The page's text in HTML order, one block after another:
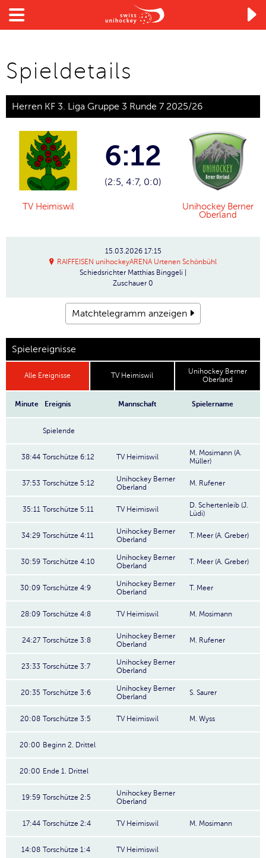

Spieldetails
Herren KF 3. Liga Gruppe 3 Runde 7 2025/26
TV Heimiswil
6:12
(2:5, 4:7, 0:0)
Unihockey Berner
Oberland
15.03.2026 17:15
RAIFFEISEN unihockeyARENA Urtenen Schönbühl
Schiedsrichter Matthias Binggeli |
Zuschauer 0
Matchtelegramm anzeigen
Spielereignisse
Alle Ereignisse TV Heimiswil
Unihockey Berner
Oberland
Minute Ereignis Mannschaft Spielername
Spielende
38:44 Torschütze 6:12 TV Heimiswil
M. Mosimann (A.
Müller)
37:53 Torschütze 5:12
Unihockey Berner
Oberland
M. Rufener
35:11 Torschütze 5:11 TV Heimiswil
D. Schertenleib (J.
Lüdi)
34:29 Torschütze 4:11
Unihockey Berner
Oberland
T. Meer (A. Greber)
30:59 Torschütze 4:10
Unihockey Berner
Oberland
T. Meer (A. Greber)
30:09 Torschütze 4:9
Unihockey Berner
Oberland
T. Meer
28:09 Torschütze 4:8 TV Heimiswil M. Mosimann
24:27 Torschütze 3:8
Unihockey Berner
Oberland
M. Rufener
23:33 Torschütze 3:7
Unihockey Berner
Oberland
20:35 Torschütze 3:6
Unihockey Berner
Oberland
S. Saurer
20:08 Torschütze 3:5 TV Heimiswil M. Wyss
20:00 Beginn 2. Drittel
20:00 Ende 1. Drittel
19:59 Torschütze 2:5
Unihockey Berner
Oberland
17:44 Torschütze 2:4 TV Heimiswil M. Mosimann
14:08 Torschütze 1:4 TV Heimiswil